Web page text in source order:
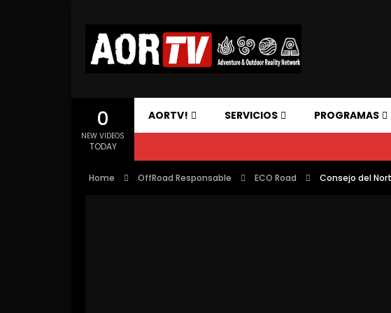
0
NEW VIDEOS
TODAY
AORTV! SERVICIOS PROGRAMAS
Home OffRoad Responsable ECO Road Consejo del